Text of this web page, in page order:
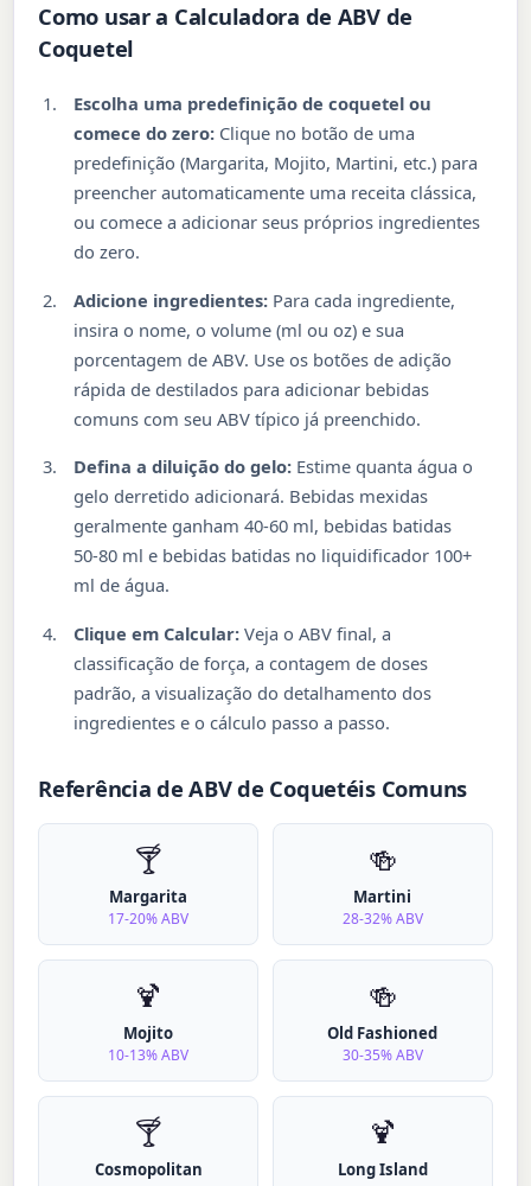
Como usar a Calculadora de ABV de
Coquetel
Escolha uma predefinição de coquetel ou
comece do zero: Clique no botão de uma
predefinição (Margarita, Mojito, Martini, etc.) para
preencher automaticamente uma receita clássica,
ou comece a adicionar seus próprios ingredientes
do zero.
Adicione ingredientes: Para cada ingrediente,
insira o nome, o volume (ml ou oz) e sua
porcentagem de ABV. Use os botões de adição
rápida de destilados para adicionar bebidas
comuns com seu ABV típico já preenchido.
Defina a diluição do gelo: Estime quanta água o
gelo derretido adicionará. Bebidas mexidas
geralmente ganham 40-60 ml, bebidas batidas
50-80 ml e bebidas batidas no liquidificador 100+
ml de água.
Clique em Calcular: Veja o ABV final, a
classificação de força, a contagem de doses
padrão, a visualização do detalhamento dos
ingredientes e o cálculo passo a passo.
Referência de ABV de Coquetéis Comuns
🍸
Margarita
17-20% ABV
🍻
Martini
28-32% ABV
🍹
Mojito
10-13% ABV
🍻
Old Fashioned
30-35% ABV
🍸
Cosmopolitan
🍹
Long Island